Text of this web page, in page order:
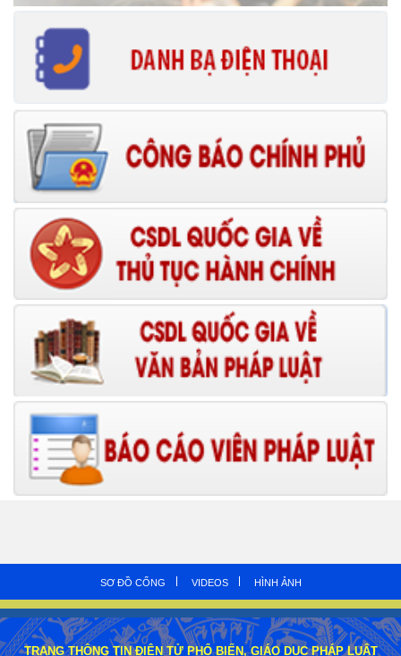
SƠ ĐỒ CỔNG VIDEOS HÌNH ẢNH
TRANG THÔNG TIN ĐIỆN TỬ PHỔ BIẾN, GIÁO DỤC PHÁP LUẬT